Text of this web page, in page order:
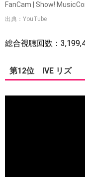
FanCam | Show!
出典：YouTube
総合視聴回数：
第12位 IVE リズ